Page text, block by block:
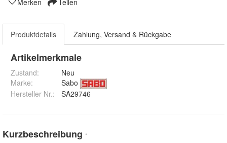
Produktdetails Zahlung, Versand & Rückgabe
Artikelmerkmale
Zustand:
Neu
Marke:
Sabo
Hersteller Nr.:
SA29746
Kurzbeschreibung *